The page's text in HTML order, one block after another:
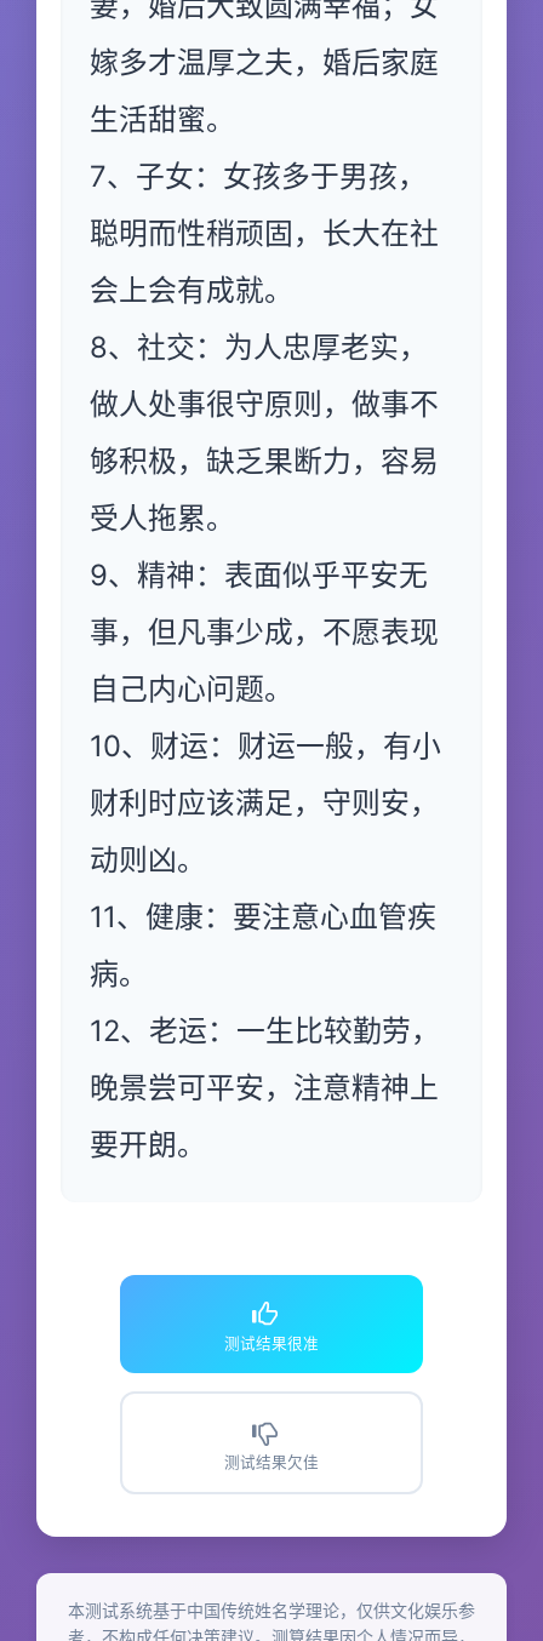
嫁多才温厚之夫，婚后家庭
生活甜蜜。
7、子女：女孩多于男孩，
聪明而性稍顽固，长大在社
会上会有成就。
8、社交：为人忠厚老实，
做人处事很守原则，做事不
够积极，缺乏果断力，容易
受人拖累。
9、精神：表面似乎平安无
事，但凡事少成，不愿表现
自己内心问题。
10、财运：财运一般，有小
财利时应该满足，守则安，
动则凶。
11、健康：要注意心血管疾
病。
12、老运：一生比较勤劳，
晚景尝可平安，注意精神上
要开朗。
测试结果很准
测试结果欠佳
本测试系统基于中国传统姓名学理论，仅供文化娱乐参
考，不构成任何决策建议。测算结果因个人情况而异，